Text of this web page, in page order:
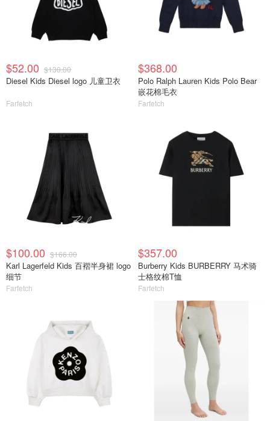
$52.00 $130.00
Diesel Kids Diesel logo 儿童卫衣
Farfetch
$368.00
Polo Ralph Lauren Kids Polo Bear
嵌花棉毛衣
Farfetch
$100.00 $166.00
Karl Lagerfeld Kids 百褶半身裙 logo
细节
Farfetch
$357.00
Burberry Kids BURBERRY 马术骑
士格纹棉T恤
Farfetch